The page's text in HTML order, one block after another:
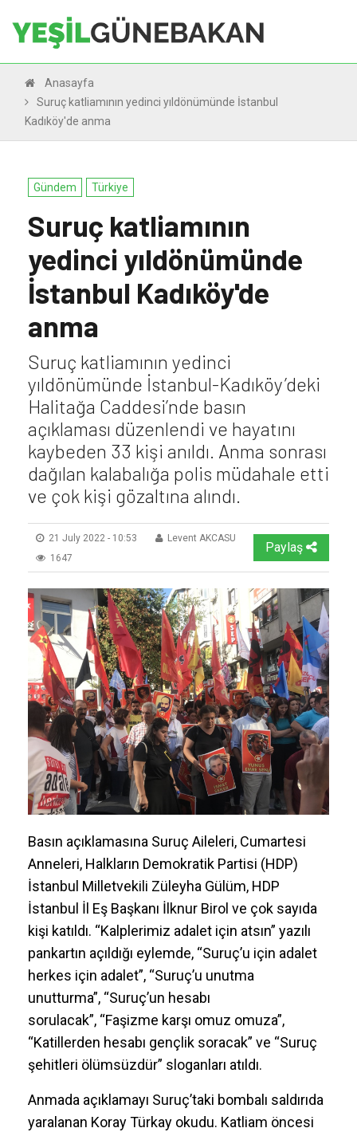
Anasayfa
Suruç katliamının yedinci yıldönümünde İstanbul
Kadıköy'de anma
Gündem Türkiye
Suruç katliamının
yedinci yıldönümünde
İstanbul Kadıköy'de
anma
Suruç katliamının yedinci
yıldönümünde İstanbul-Kadıköy’deki
Halitağa Caddesi’nde basın
açıklaması düzenlendi ve hayatını
kaybeden 33 kişi anıldı. Anma sonrası
dağılan kalabalığa polis müdahale etti
ve çok kişi gözaltına alındı.
21 July 2022 - 10:53
Levent AKCASU
1647
Paylaş
Basın açıklamasına Suruç Aileleri, Cumartesi
Anneleri, Halkların Demokratik Partisi (HDP)
İstanbul Milletvekili Züleyha Gülüm, HDP
İstanbul İl Eş Başkanı İlknur Birol ve çok sayıda
kişi katıldı. “Kalplerimiz adalet için atsın” yazılı
pankartın açıldığı eylemde, “Suruç’u için adalet
herkes için adalet”, “Suruç’u unutma
unutturma”, “Suruç’un hesabı
sorulacak”, “Faşizme karşı omuz omuza”,
“Katillerden hesabı gençlik soracak” ve “Suruç
şehitleri ölümsüzdür” sloganları atıldı.
Anmada açıklamayı Suruç’taki bombalı saldırıda
yaralanan Koray Türkay okudu. Katliam öncesi